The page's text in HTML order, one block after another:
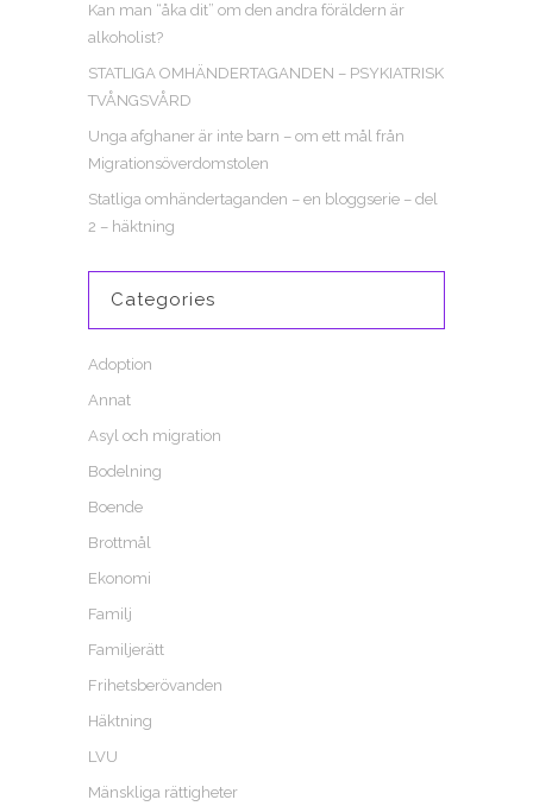
Kan man “åka dit” om den andra föräldern är
alkoholist?
STATLIGA OMHÄNDERTAGANDEN – PSYKIATRISK
TVÅNGSVÅRD
Unga afghaner är inte barn – om ett mål från
Migrationsöverdomstolen
Statliga omhändertaganden – en bloggserie – del
2 – häktning
Categories
Adoption
Annat
Asyl och migration
Bodelning
Boende
Brottmål
Ekonomi
Familj
Familjerätt
Frihetsberövanden
Häktning
LVU
Mänskliga rättigheter